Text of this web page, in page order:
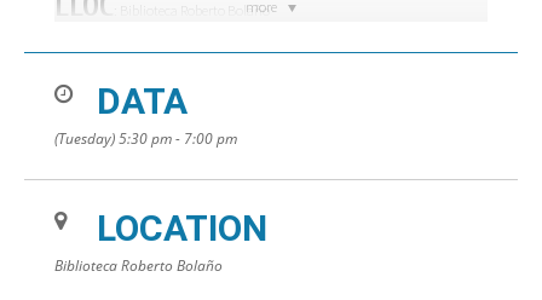
more
: Biblioteca Roberto Bolaño
De Míriam Bonastre Tur per a nens i nenes de 10 i 11 anys.
Places limitades. Informació i inscripcions a la biblioteca.
Més informació al Bloc:
DATA
(Tuesday) 5:30 pm - 7:00 pm
LOCATION
Biblioteca Roberto Bolaño